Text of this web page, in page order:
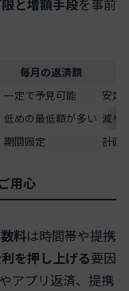
と増額手段を事前
毎月の返済額
一定で予見可能
安定
低めの最低額が多い 減り
期間固定 計画
用心
料は時間帯や提携
を押し上げる要因
アプリ返済、提携